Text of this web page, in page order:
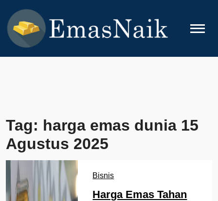
content
EMASNAIK
Topik Seputar Emas
Tag: harga emas dunia 15
Agustus 2025
Bisnis
Harga Emas Tahan